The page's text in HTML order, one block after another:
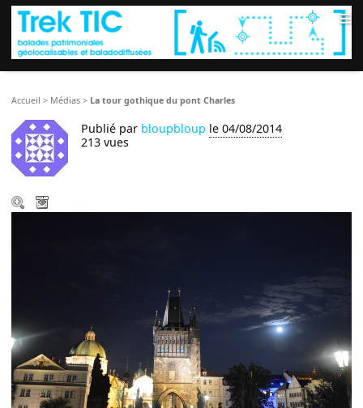
≡
Accueil > Médias > La tour gothique du pont Charles
Publié par bloupbloup le 04/08/2014
213 vues